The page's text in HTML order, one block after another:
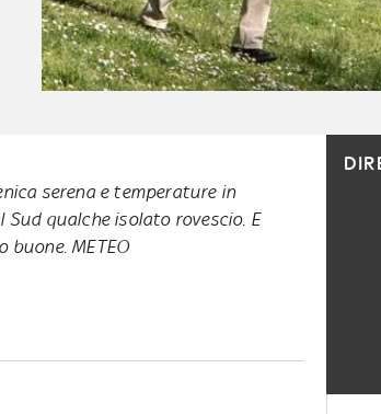
serena e temperature in
qualche isolato rovescio. E
buone. METEO